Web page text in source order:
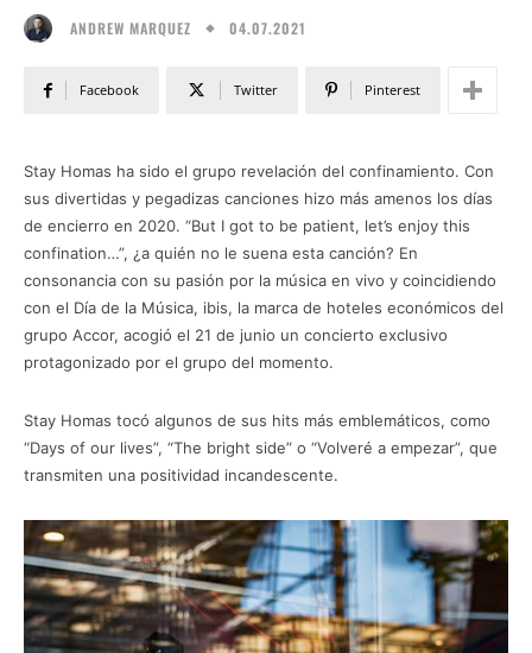
ANDREW MARQUEZ 04.07.2021
Facebook Twitter Pinterest
Stay Homas ha sido el grupo revelación del confinamiento. Con
sus divertidas y pegadizas canciones hizo más amenos los días
de encierro en 2020. “But I got to be patient, let’s enjoy this
confination…”, ¿a quién no le suena esta canción? En
consonancia con su pasión por la música en vivo y coincidiendo
con el Día de la Música, ibis, la marca de hoteles económicos del
grupo Accor, acogió el 21 de junio un concierto exclusivo
protagonizado por el grupo del momento.
Stay Homas tocó algunos de sus hits más emblemáticos, como
“Days of our lives”, “The bright side” o “Volveré a empezar”, que
transmiten una positividad incandescente.